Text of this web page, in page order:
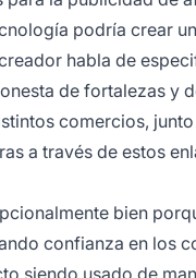
podría crear
habla de
de fortalezas y
comercios,
a través de estos
bien
confianza en los